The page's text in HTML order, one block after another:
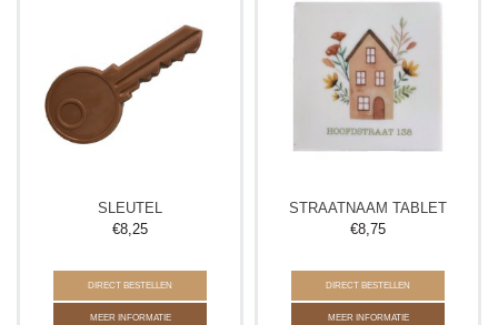
SLEUTEL
€8,25
DIRECT BESTELLEN
MEER INFORMATIE
STRAATNAAM TABLET
€8,75
DIRECT BESTELLEN
MEER INFORMATIE